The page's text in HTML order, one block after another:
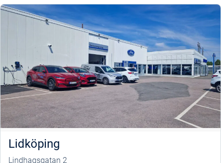
Lidköping
Lindhagsgatan 2